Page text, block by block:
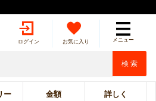
検 索
ログイン お気に入り メニュー
ー 金額 詳しく